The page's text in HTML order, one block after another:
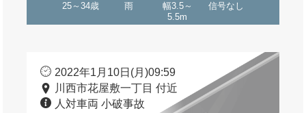
25～34歳 雨
幅3.5～
5.5m
信号なし
2022年1月10日(月)09:59
川西市花屋敷一丁目 付近
人対車両 小破事故